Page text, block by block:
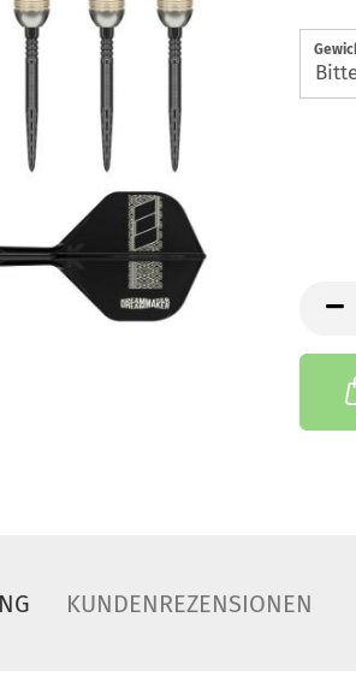
KUNDENREZENSIONEN